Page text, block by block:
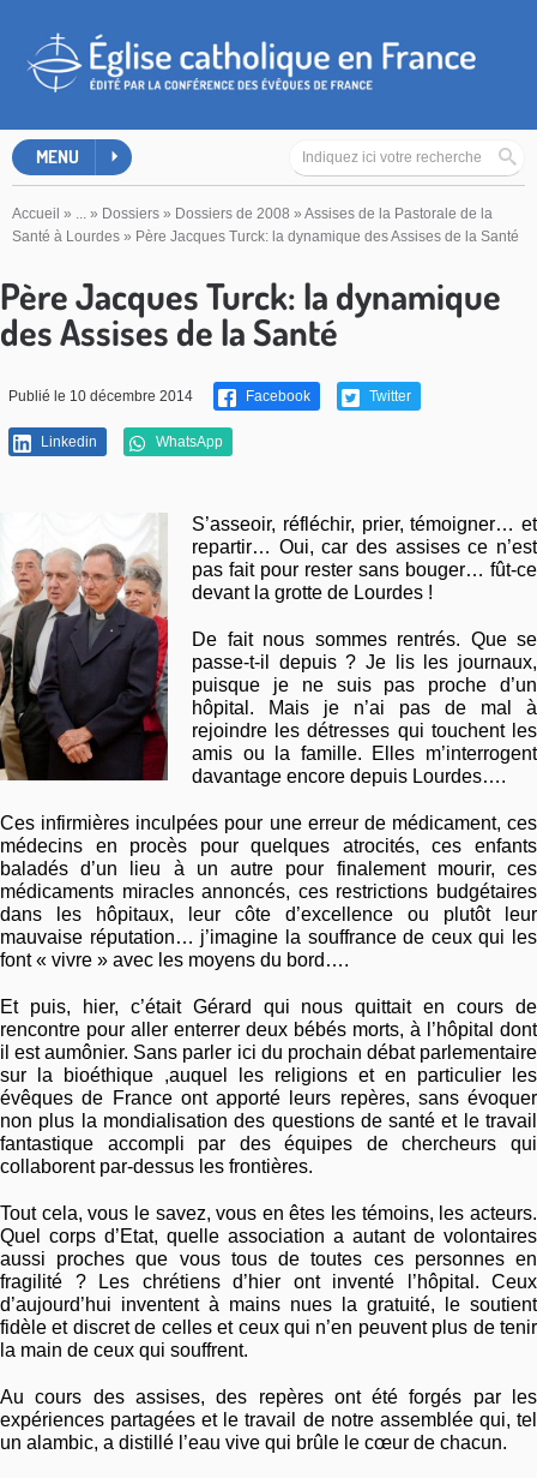
MENU
Accueil » ... » Dossiers » Dossiers de 2008 » Assises de la Pastorale de la
Santé à Lourdes » Père Jacques Turck: la dynamique des Assises de la Santé
Père Jacques Turck: la dynamique
des Assises de la Santé
Publié le 10 décembre 2014 Facebook Twitter
Linkedin WhatsApp
S’asseoir, réfléchir, prier, témoigner… et
repartir… Oui, car des assises ce n’est
pas fait pour rester sans bouger… fût-ce
devant la grotte de Lourdes !
De fait nous sommes rentrés. Que se
passe-t-il depuis ? Je lis les journaux,
puisque je ne suis pas proche d’un
hôpital. Mais je n’ai pas de mal à
rejoindre les détresses qui touchent les
amis ou la famille. Elles m’interrogent
davantage encore depuis Lourdes….
Ces infirmières inculpées pour une erreur de médicament, ces
médecins en procès pour quelques atrocités, ces enfants
baladés d’un lieu à un autre pour finalement mourir, ces
médicaments miracles annoncés, ces restrictions budgétaires
dans les hôpitaux, leur côte d’excellence ou plutôt leur
mauvaise réputation… j’imagine la souffrance de ceux qui les
font « vivre » avec les moyens du bord….
Et puis, hier, c’était Gérard qui nous quittait en cours de
rencontre pour aller enterrer deux bébés morts, à l’hôpital dont
il est aumônier. Sans parler ici du prochain débat parlementaire
sur la bioéthique ,auquel les religions et en particulier les
évêques de France ont apporté leurs repères, sans évoquer
non plus la mondialisation des questions de santé et le travail
fantastique accompli par des équipes de chercheurs qui
collaborent par-dessus les frontières.
Tout cela, vous le savez, vous en êtes les témoins, les acteurs.
Quel corps d’Etat, quelle association a autant de volontaires
aussi proches que vous tous de toutes ces personnes en
fragilité ? Les chrétiens d’hier ont inventé l’hôpital. Ceux
d’aujourd’hui inventent à mains nues la gratuité, le soutient
fidèle et discret de celles et ceux qui n’en peuvent plus de tenir
la main de ceux qui souffrent.
Au cours des assises, des repères ont été forgés par les
expériences partagées et le travail de notre assemblée qui, tel
un alambic, a distillé l’eau vive qui brûle le cœur de chacun.